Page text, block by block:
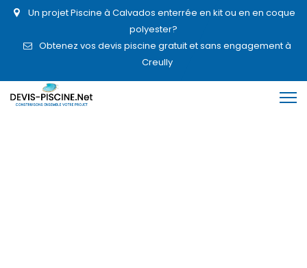
Un projet Piscine à Calvados enterrée en kit ou en en coque
polyester?
Obtenez vos devis piscine gratuit et sans engagement à
Creully